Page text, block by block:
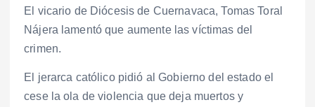
El vicario de Diócesis de Cuernavaca, Tomas Toral
Nájera lamentó que aumente las víctimas del
crimen.
El jerarca católico pidió al Gobierno del estado el
cese la ola de violencia que deja muertos y